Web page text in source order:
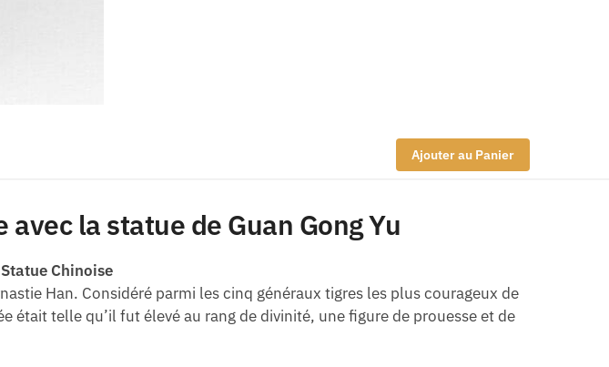
Ajouter au Panier
la statue de Guan Gong Yu
Statue Chinoise
Han. Considéré parmi les cinq généraux tigres les plus courageux de
était telle qu’il fut élevé au rang de divinité, une figure de prouesse et de